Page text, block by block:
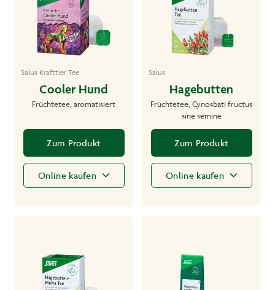
Salus Krafttier Tee
Cooler Hund
Früchtetee, aromatisiert
Zum Produkt
Online kaufen
Salus
Hagebutten
Früchtetee, Cynosbati fructus
sine semine
Zum Produkt
Online kaufen